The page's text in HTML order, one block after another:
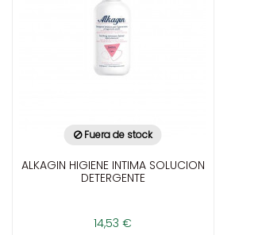
Fuera de stock
ALKAGIN HIGIENE INTIMA SOLUCION
DETERGENTE
14,53 €